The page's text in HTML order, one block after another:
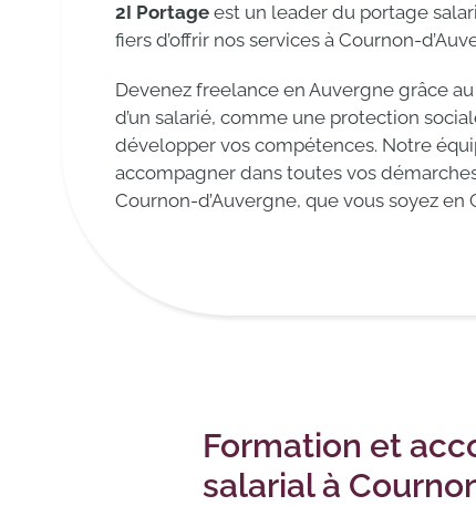
2I Portage est un leader du portage
fiers d’offrir nos services à Cournon-
Devenez freelance en Auvergne grâce
d’un salarié, comme une protection
développer vos compétences. Notre
accompagner dans toutes vos
Cournon-d’Auvergne, que vous soyez
Formation et
salarial à